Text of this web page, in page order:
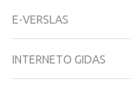
E-VERSLAS
INTERNETO GIDAS